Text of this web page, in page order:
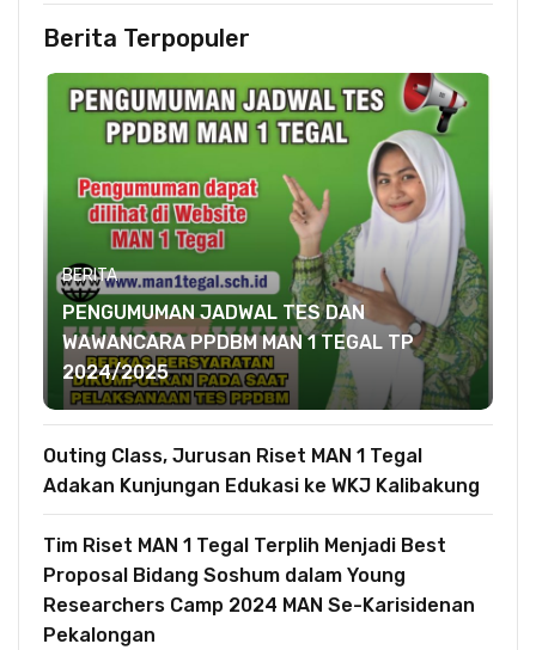
Berita Terpopuler
BERITA
PENGUMUMAN JADWAL TES DAN
WAWANCARA PPDBM MAN 1 TEGAL TP
2024/2025
Outing Class, Jurusan Riset MAN 1 Tegal
Adakan Kunjungan Edukasi ke WKJ Kalibakung
Tim Riset MAN 1 Tegal Terplih Menjadi Best
Proposal Bidang Soshum dalam Young
Researchers Camp 2024 MAN Se-Karisidenan
Pekalongan